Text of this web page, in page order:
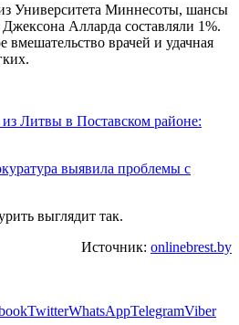
Университета Миннесоты, шансы
Алларда составляли 1%.
вмешательство врачей и удачная
Литвы в Поставском районе:
выявила проблемы с
выглядит так.
Источник: onlinebrest.by
TwitterWhatsAppTelegramViber